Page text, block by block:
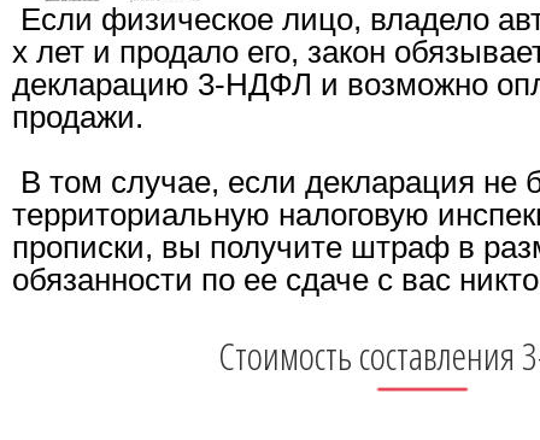
Если физическое лицо, владело
х лет и продало его, закон
декларацию 3-НДФЛ и возможно
продажи.
В том случае, если декларация не
территориальную налоговую
прописки, вы получите штраф в
обязанности по ее сдаче с вас
Стоимость